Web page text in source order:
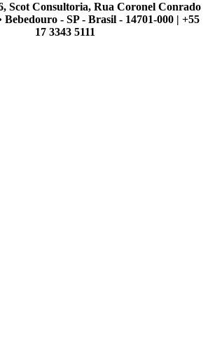
Scot Consultoria, Rua Coronel Conrado
Bebedouro - SP - Brasil - 14701-000 | +55
17 3343 5111